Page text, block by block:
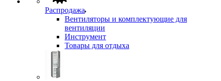
Распродажа
Вентиляторы и комплектующие для
вентиляции
Инструмент
Товары для отдыха